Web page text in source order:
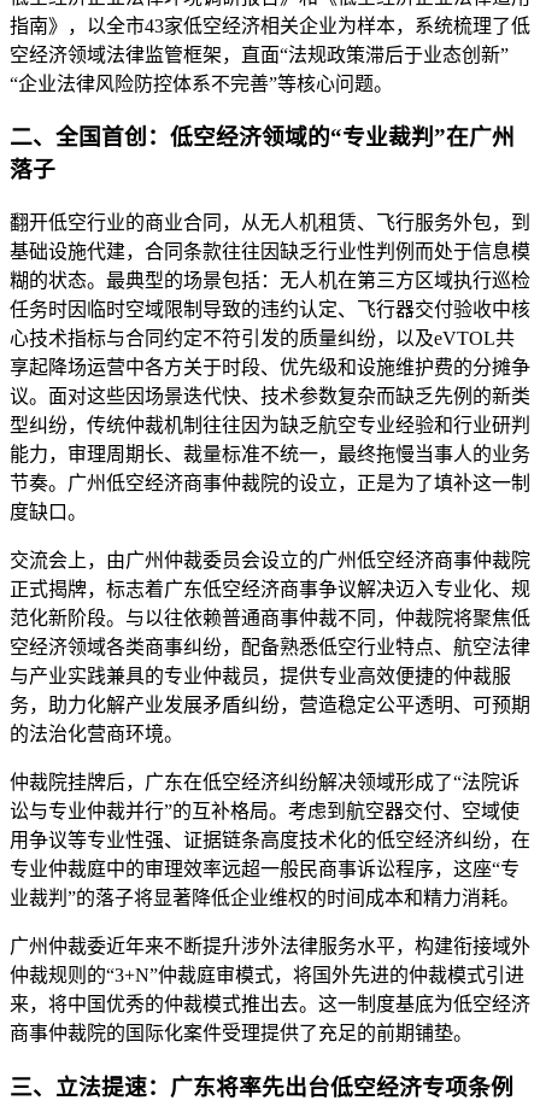
指南》，以全市43家低空经济相关企业为样本，系统梳理了低
空经济领域法律监管框架，直面“法规政策滞后于业态创新”
“企业法律风险防控体系不完善”等核心问题。
二、全国首创：低空经济领域的“专业裁判”在广州
落子
翻开低空行业的商业合同，从无人机租赁、飞行服务外包，到
基础设施代建，合同条款往往因缺乏行业性判例而处于信息模
糊的状态。最典型的场景包括：无人机在第三方区域执行巡检
任务时因临时空域限制导致的违约认定、飞行器交付验收中核
心技术指标与合同约定不符引发的质量纠纷，以及eVTOL共
享起降场运营中各方关于时段、优先级和设施维护费的分摊争
议。面对这些因场景迭代快、技术参数复杂而缺乏先例的新类
型纠纷，传统仲裁机制往往因为缺乏航空专业经验和行业研判
能力，审理周期长、裁量标准不统一，最终拖慢当事人的业务
节奏。广州低空经济商事仲裁院的设立，正是为了填补这一制
度缺口。
交流会上，由广州仲裁委员会设立的广州低空经济商事仲裁院
正式揭牌，标志着广东低空经济商事争议解决迈入专业化、规
范化新阶段。与以往依赖普通商事仲裁不同，仲裁院将聚焦低
空经济领域各类商事纠纷，配备熟悉低空行业特点、航空法律
与产业实践兼具的专业仲裁员，提供专业高效便捷的仲裁服
务，助力化解产业发展矛盾纠纷，营造稳定公平透明、可预期
的法治化营商环境。
仲裁院挂牌后，广东在低空经济纠纷解决领域形成了“法院诉
讼与专业仲裁并行”的互补格局。考虑到航空器交付、空域使
用争议等专业性强、证据链条高度技术化的低空经济纠纷，在
专业仲裁庭中的审理效率远超一般民商事诉讼程序，这座“专
业裁判”的落子将显著降低企业维权的时间成本和精力消耗。
广州仲裁委近年来不断提升涉外法律服务水平，构建衔接域外
仲裁规则的“3+N”仲裁庭审模式，将国外先进的仲裁模式引进
来，将中国优秀的仲裁模式推出去。这一制度基底为低空经济
商事仲裁院的国际化案件受理提供了充足的前期铺垫。
三、立法提速：广东将率先出台低空经济专项条例